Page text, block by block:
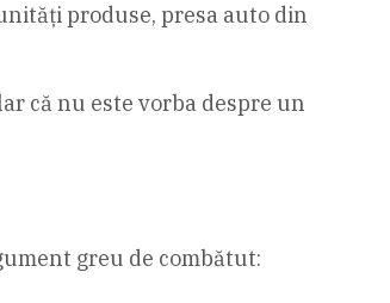
produse, presa auto din
că nu este vorba despre un
greu de combătut: